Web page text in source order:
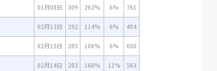
01月08日 309 262% 6% 761
02月13日 292 114% 6% 494
02月15日 285 106% 6% 600
02月14日 283 168% 11% 563